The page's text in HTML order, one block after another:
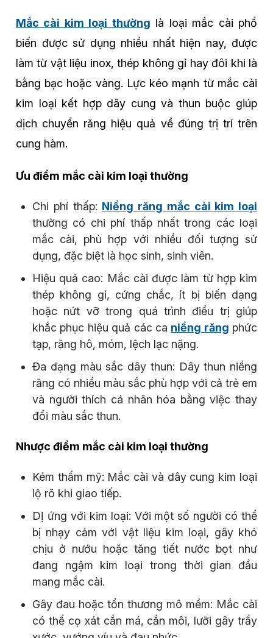
Mắc cài kim loại thường là loại mắc cài phổ
biến được sử dụng nhiều nhất hiện nay, được
làm từ vật liệu inox, thép không gỉ hay đôi khi là
bằng bạc hoặc vàng. Lực kéo mạnh từ mắc cài
kim loại kết hợp dây cung và thun buộc giúp
dịch chuyển răng hiệu quả về đúng trị trí trên
cung hàm.
Ưu điểm mắc cài kim loại thường
Chi phí thấp: Niềng răng mắc cài kim loại
thường có chi phí thấp nhất trong các loại
mắc cài, phù hợp với nhiều đối tượng sử
dụng, đặc biệt là học sinh, sinh viên.
Hiệu quả cao: Mắc cài được làm từ hợp kim
thép không gỉ, cứng chắc, ít bị biến dạng
hoặc nứt vỡ trong quá trình điều trị giúp
khắc phục hiệu quả các ca niềng răng phức
tạp, răng hô, móm, lệch lạc nặng.
Đa dạng màu sắc dây thun: Dây thun niềng
răng có nhiều màu sắc phù hợp với cả trẻ em
và người thích cá nhân hóa bằng việc thay
đổi màu sắc thun.
Nhược điểm mắc cài kim loại thường
Kém thẩm mỹ: Mắc cài và dây cung kim loại
lộ rõ khi giao tiếp.
DỊ ứng với kim loại: Với một số người có thể
bị nhạy cảm với vật liệu kim loại, gây khó
chịu ở nướu hoặc tăng tiết nước bọt như
đang ngậm kim loại trong thời gian đầu
mang mắc cài.
Gây đau hoặc tổn thương mô mềm: Mắc cài
có thể cọ xát cắn má, cắn môi, lưỡi gây trầy